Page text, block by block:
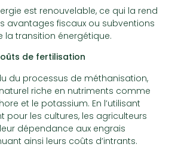
est renouvelable, ce qui la rend
avantages fiscaux ou subventions
la transition énergétique.
de fertilisation
du processus de méthanisation,
riche en nutriments comme
et le potassium. En l’utilisant
pour les cultures, les agriculteurs
dépendance aux engrais
ainsi leurs coûts d’intrants.